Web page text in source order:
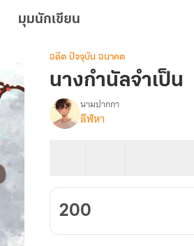
มุมนักเขียน
อดีต ปัจจุบัน อนาคต
นางกำนัลจำเป็น
เรื่อง
นาง
นามปากกา
ลีฬหา
200